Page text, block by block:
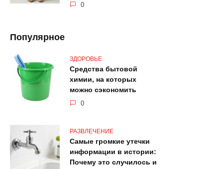
0
Популярное
ЗДОРОВЬЕ
Средства бытовой
химии, на которых
можно сэкономить
0
РАЗВЛЕЧЕНИЕ
Самые громкие утечки
информации в истории:
Почему это случилось и